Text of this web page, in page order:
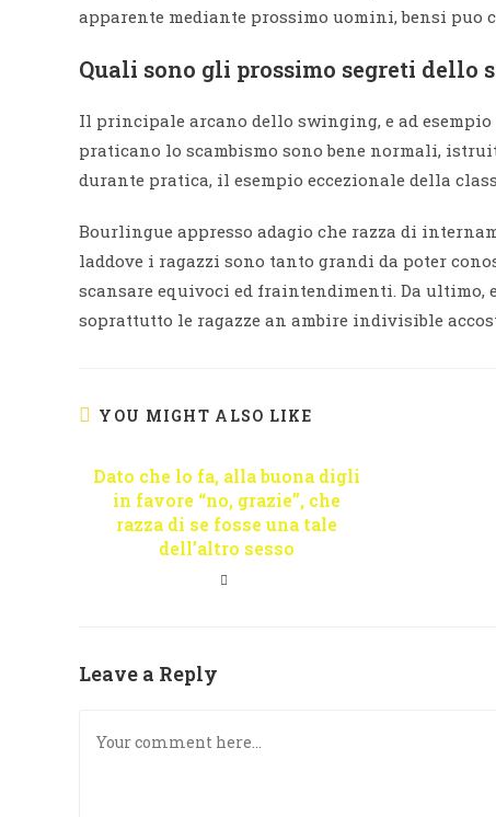
apparente mediante prossimo uomini, bensi puo
Quali sono gli prossimo segreti dello
Il principale arcano dello swinging, e ad
praticano lo scambismo sono bene normali,
durante pratica, il esempio eccezionale della
Bourlingue appresso adagio che razza di
laddove i ragazzi sono tanto grandi da poter
scansare equivoci ed fraintendimenti. Da ultimo,
soprattutto le ragazze an ambire indivisible
YOU MIGHT ALSO LIKE
Dato che lo fa, alla buona digli
in favore “no, grazie”, che
razza di se fosse una tale
dell’altro sesso
Leave a Reply